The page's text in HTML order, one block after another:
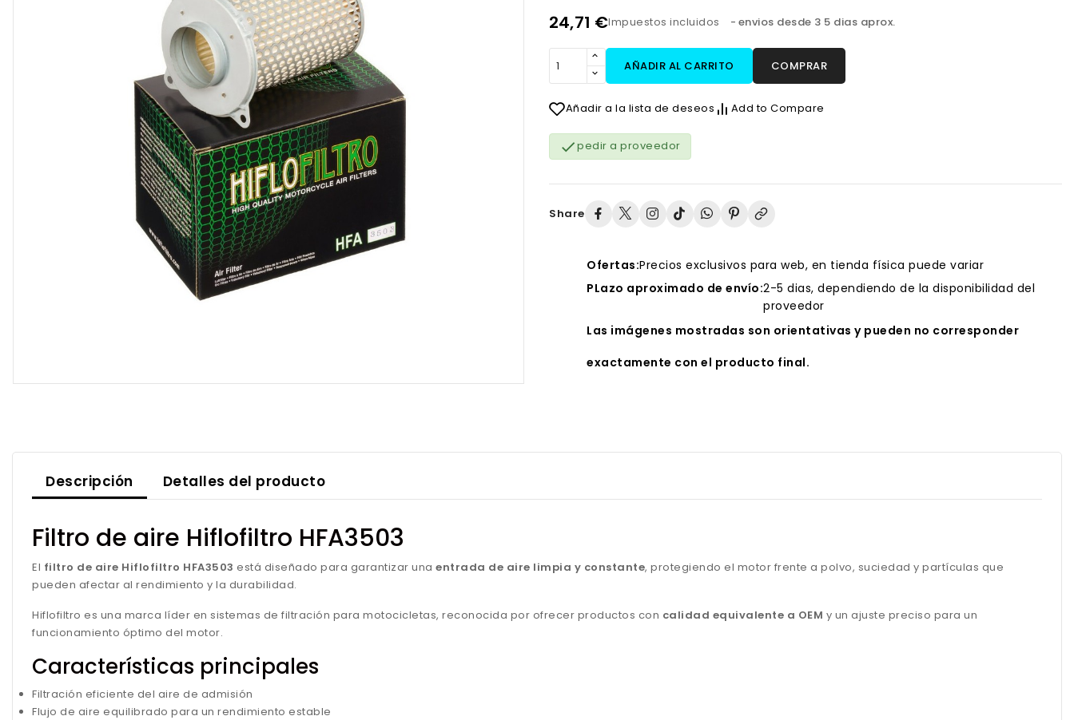
24,71 €Impuestos incluidos envios desde 3 5 dias aprox.
AÑADIR AL CARRITO COMPRAR
Añadir a la lista de deseos Add to Compare
pedir a proveedor
Share
Ofertas:Precios exclusivos para web, en tienda física puede variar
PLazo aproximado de envío:2-5 dias, dependiendo de la disponibilidad del
proveedor
Las imágenes mostradas son orientativas y pueden no corresponder
exactamente con el producto final.
Descripción Detalles del producto
Filtro de aire Hiflofiltro HFA3503
El filtro de aire Hiflofiltro HFA3503 está diseñado para garantizar una entrada de aire limpia y constante, protegiendo el motor frente a polvo, suciedad y partículas que
pueden afectar al rendimiento y la durabilidad.
Hiflofiltro es una marca líder en sistemas de filtración para motocicletas, reconocida por ofrecer productos con calidad equivalente a OEM y un ajuste preciso para un
funcionamiento óptimo del motor.
Características principales
Filtración eficiente del aire de admisión
Flujo de aire equilibrado para un rendimiento estable